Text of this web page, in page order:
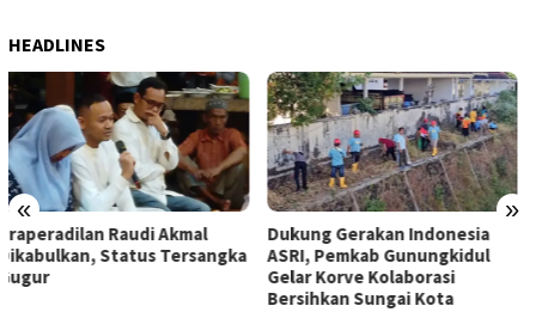
HEADLINES
« »
Dukung Gerakan Indonesia
ASRI, Pemkab Gunungkidul
Gelar Korve Kolaborasi
Pemkab Gunungkidul Dorong
Tol Tembus Nglanggeran,
Bahas Akses Jalan hingga
Potensi Pariwisata